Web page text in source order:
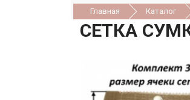
Главная Каталог
СЕТКА